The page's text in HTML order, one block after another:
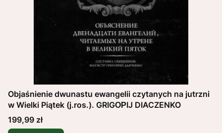
Objaśnienie dwunastu ewangelii czytanych na jutrzni
w Wielki Piątek (j.ros.). GRIGОРIJ DIACZENKO
Cena
199,99 zł